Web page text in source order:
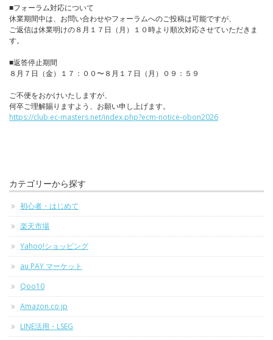
■フォーラム対応について
休業期間中は、お問い合わせやフォーラムへのご投稿は可能ですが、
ご返信は休業明けの８月１７日（月）１０時より順次対応させていただきま
す。
■返答停止期間
８月７日（金）１７：００〜８月１７日（月）０９：５９
ご不便をおかけいたしますが、
何卒ご理解賜りますよう、お願い申し上げます。
https://club.ec-masters.net/index.php?ecm-notice-obon2026
カテゴリーから探す
初心者・はじめて
楽天市場
Yahoo!ショッピング
au PAY マーケット
Qoo10
Amazon.co.jp
LINE活用・LSEG